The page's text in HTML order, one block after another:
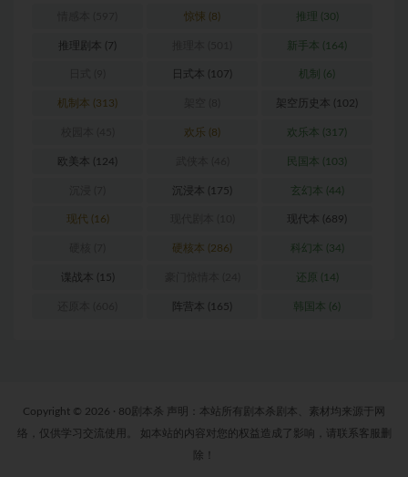
惊悚 (8) 推理 (30)
推理剧本 (7) 新手本 (164)
日式本 (107) 机制 (6)
机制本 (313) 架空历史本 (102)
欢乐 (8) 欢乐本 (317)
欧美本 (124) 民国本 (103)
沉浸本 (175) 玄幻本 (44)
现代 (16) 现代本 (689)
硬核本 (286) 科幻本 (34)
谍战本 (15) 还原 (14)
阵营本 (165) 韩国本 (6)
Copyright © 2026 · 80剧本杀 声明：本站所有剧本杀剧本、素材均来源于网
络，仅供学习交流使用。 如本站的内容对您的权益造成了影响，请联系客服删
除！